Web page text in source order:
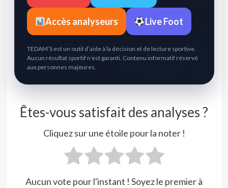
Accès analyseurs Live Foot
TEDAM’S est un outil d’aide à la décision et de lecture sportive.
Aucun résultat sportif n’est garanti. Contenu informatif réservé
aux personnes majeures.
Êtes-vous satisfait des analyses ?
Cliquez sur une étoile pour la noter !
Aucun vote pour l'instant ! Soyez le premier à